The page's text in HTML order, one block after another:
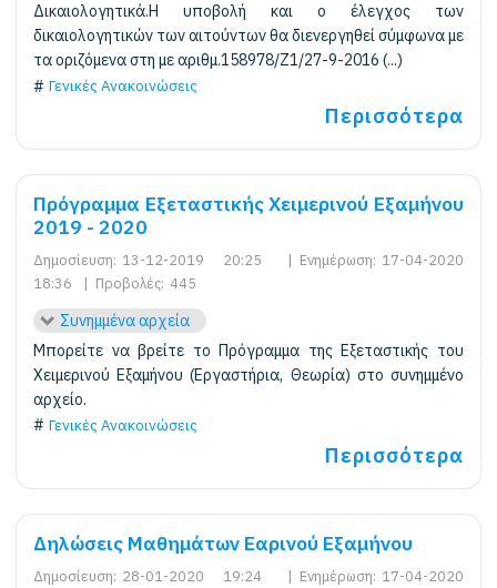
Δικαιολογητικά.Η υποβολή και ο έλεγχος των
δικαιολογητικών των αιτούντων θα διενεργηθεί σύμφωνα με
τα οριζόμενα στη με αριθμ.158978/Z1/27-9-2016 (...)
Γενικές Ανακοινώσεις
Περισσότερα
Πρόγραμμα Εξεταστικής Χειμερινού Εξαμήνου
2019 - 2020
Δημοσίευση: 13-12-2019 20:25 | Ενημέρωση: 17-04-2020
18:36
| Προβολές: 445
Συνημμένα αρχεία
Μπορείτε να βρείτε το Πρόγραμμα της Εξεταστικής του
Χειμερινού Εξαμήνου (Εργαστήρια, Θεωρία) στο συνημμένο
αρχείο.
Γενικές Ανακοινώσεις
Περισσότερα
Δηλώσεις Μαθημάτων Εαρινού Εξαμήνου
Δημοσίευση: 28-01-2020 19:24 | Ενημέρωση: 17-04-2020